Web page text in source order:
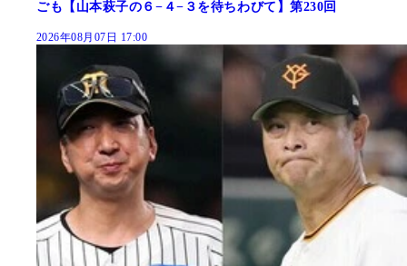
ごも【山本萩子の６−４−３を待ちわびて】第230回
2026年08月07日 17:00